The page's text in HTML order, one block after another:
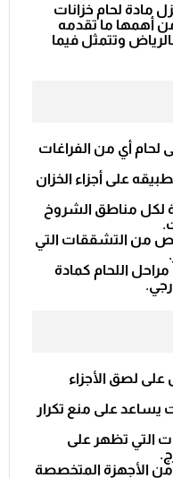
مادة لحام خزانات
أهمها ما تقدمه
وتتمثل فيما
لحام أي من الفراغات
على أجزاء الخزان
لكل مناطق الشروخ
من التشققات التي
اللحام كمادة
على لصق الأجزاء
يساعد على منع تكرار
التي تظهر على
من الأجهزة المتخصصة